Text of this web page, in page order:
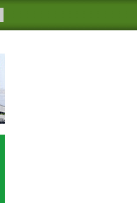
メール配信を登録す